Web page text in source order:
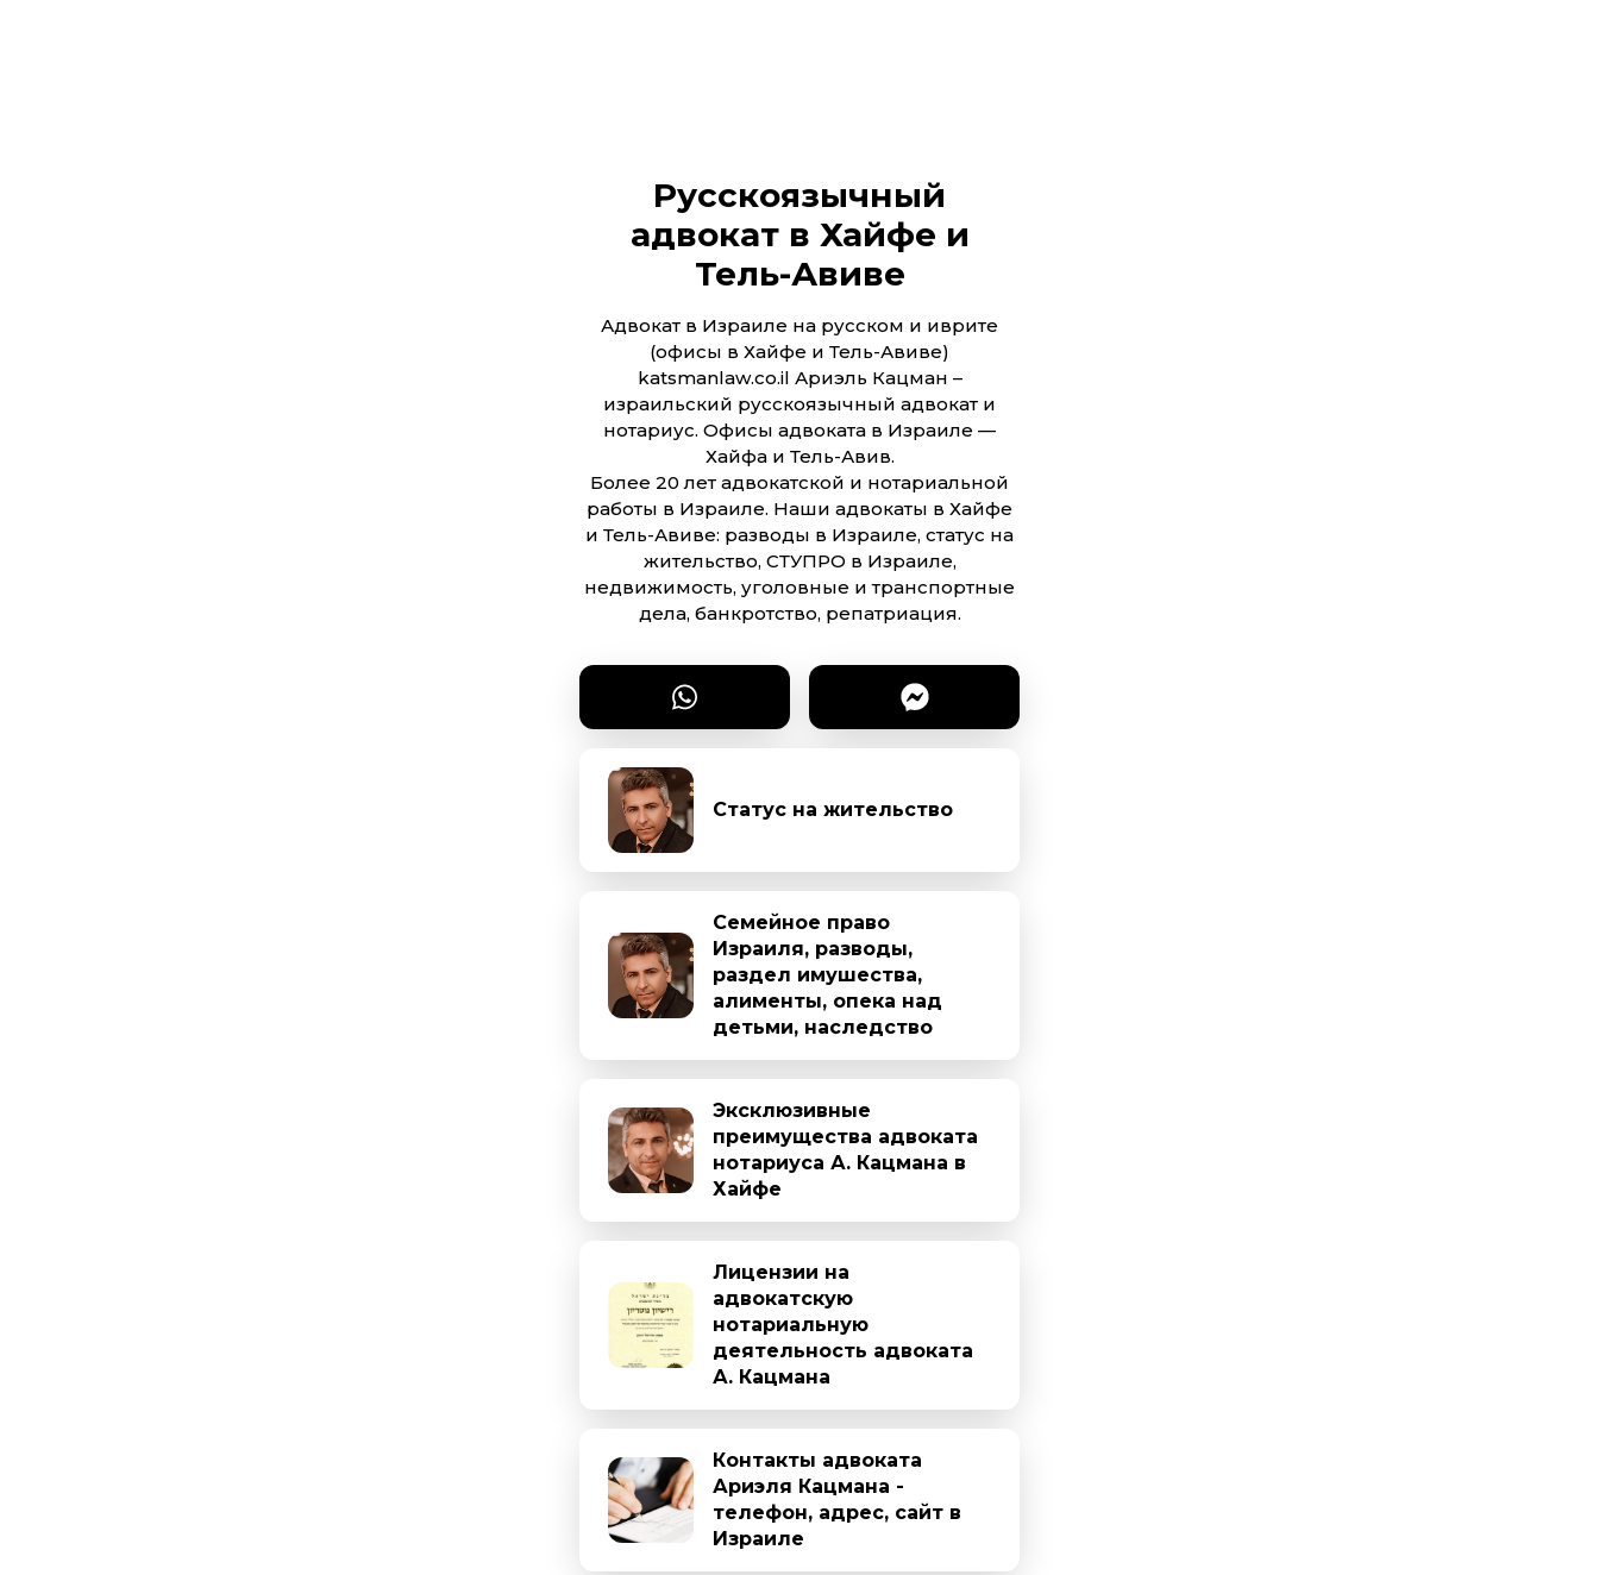
Русскоязычный
адвокат в Хайфе и
Тель-Авиве
Адвокат в Израиле на русском и иврите
(офисы в Хайфе и Тель-Авиве)
katsmanlaw.co.il Ариэль Кацман –
израильский русскоязычный адвокат и
нотариус. Офисы адвоката в Израиле —
Хайфа и Тель-Авив.
Более 20 лет адвокатской и нотариальной
работы в Израиле. Наши адвокаты в Хайфе
и Тель-Авиве: разводы в Израиле, статус на
жительство, СТУПРО в Израиле,
недвижимость, уголовные и транспортные
дела, банкротство, репатриация.
Статус на жительство
Семейное право
Израиля, разводы,
раздел имушества,
алименты, опека над
детьми, наследство
Эксклюзивные
преимущества адвоката
нотариуса А. Кацмана в
Хайфе
Лицензии на
адвокатскую
нотариальную
деятельность адвоката
А. Кацмана
Контакты адвоката
Ариэля Кацмана -
телефон, адрес, сайт в
Израиле